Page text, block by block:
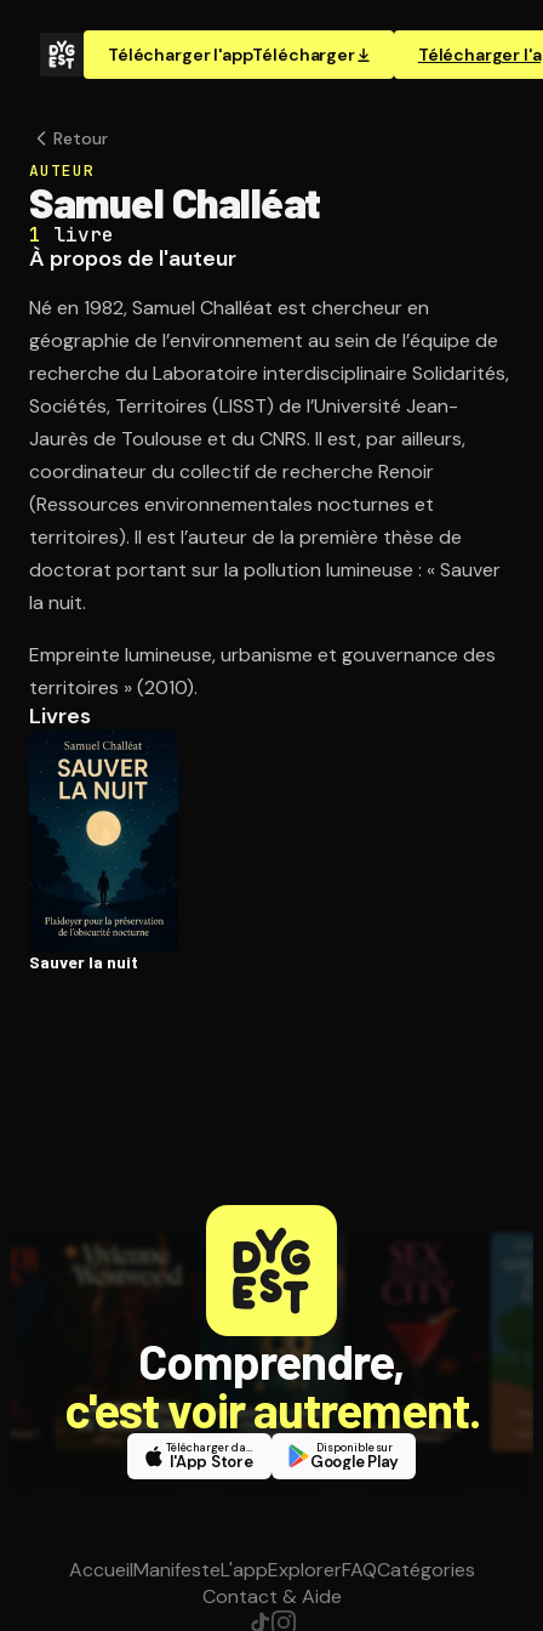
Télécharger l'appTélécharger Télécharger
Retour
AUTEUR
Samuel Challéat
1 livre
À propos de l'auteur
Né en 1982, Samuel Challéat est chercheur en
géographie de l’environnement au sein de l’équipe de
recherche du Laboratoire interdisciplinaire Solidarités,
Sociétés, Territoires (LISST) de l’Université Jean-
Jaurès de Toulouse et du CNRS. Il est, par ailleurs,
coordinateur du collectif de recherche Renoir
(Ressources environnementales nocturnes et
territoires). Il est l’auteur de la première thèse de
doctorat portant sur la pollution lumineuse : « Sauver
la nuit.
Empreinte lumineuse, urbanisme et gouvernance des
territoires » (2010).
Livres
Sauver la nuit
Comprendre,
c'est voir autrement.
Télécharger dans
l'App Store
Disponible sur
Google Play
AccueilManifesteL'appExplorerFAQCatégories
Contact & Aide